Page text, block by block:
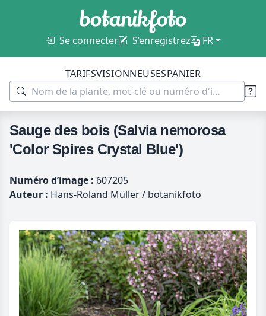
Se connecter S’enregistrez FR
TARIFSVISIONNEUSESPANIER
Sauge des bois (Salvia nemorosa
'Color Spires Crystal Blue')
Numéro d’image : 607205
Auteur : Hans-Roland Müller / botanikfoto